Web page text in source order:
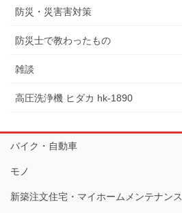
防災・災害害対策
防災士で教わったもの
雑談
高圧洗浄機 ヒダカ hk-1890
バイク・自動車
モノ
新築注文住宅・マイホームメンテナンス